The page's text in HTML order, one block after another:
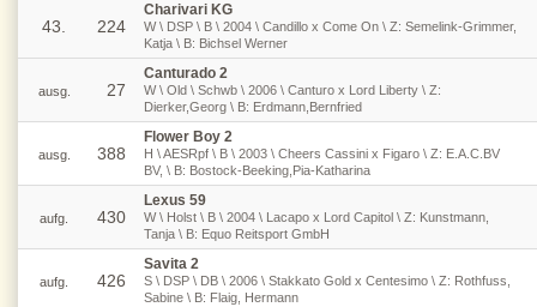
43. 224
Charivari KG
W \ DSP \ B \ 2004 \ Candillo x Come On \ Z: Semelink-Grimmer,
Katja \ B: Bichsel Werner
ausg. 27
Canturado 2
W \ Old \ Schwb \ 2006 \ Canturo x Lord Liberty \ Z:
Dierker,Georg \ B: Erdmann,Bernfried
ausg. 388
Flower Boy 2
H \ AESRpf \ B \ 2003 \ Cheers Cassini x Figaro \ Z: E.A.C.BV
BV, \ B: Bostock-Beeking,Pia-Katharina
aufg. 430
Lexus 59
W \ Holst \ B \ 2004 \ Lacapo x Lord Capitol \ Z: Kunstmann,
Tanja \ B: Equo Reitsport GmbH
aufg. 426
Savita 2
S \ DSP \ DB \ 2006 \ Stakkato Gold x Centesimo \ Z: Rothfuss,
Sabine \ B: Flaig, Hermann